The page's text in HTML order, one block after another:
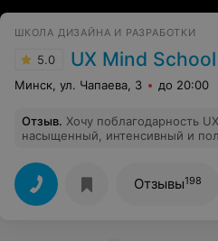
ШКОЛА ДИЗАЙНА И РАЗРАБОТКИ
5.0 UX Mind School
Минск, ул. Чапаева, 3 до 20:00
Отзыв. Хочу поблагодарность
насыщенный, интенсивный и
Отдельно хочу сказать спасибо
Александру Карасику за стремление показать нам
больше программного курса, за
помощь, готовность поделиться
Отзывы198